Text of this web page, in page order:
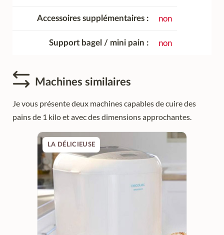
Accessoires supplémentaires non
Support bagel / mini pain non
Machines similaires
Je vous présente deux machines capables de cuire des
pains de 1 kilo et avec des dimensions approchantes.
LA DÉLICIEUSE